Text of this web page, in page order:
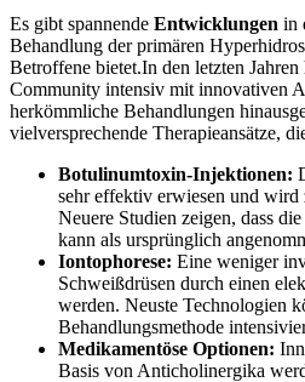
Es⁢ gibt spannende Entwicklungen in
Behandlung ‌der primären
Betroffene bietet.In den letzten‌
Community intensiv ​mit ⁣innovativen
herkömmliche ⁤Behandlungen
vielversprechende Therapieansätze,
Botulinumtoxin-Injektionen:
sehr effektiv erwiesen​ und wird
Neuere Studien zeigen, dass
kann als ursprünglich
Iontophorese: Eine⁣ weniger
Schweißdrüsen durch einen
werden. Neuste Technologien
Behandlungsmethode
Medikamentöse Optionen:
Basis von Anticholinergika